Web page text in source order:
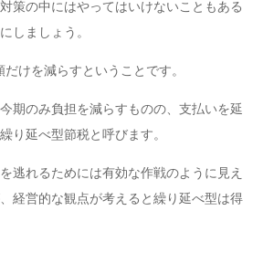
策の中にはやってはいけないこともある
しましょう。
けを減らすということです。
期のみ負担を減らすものの、支払いを延
り延べ型節税と呼びます。
逃れるためには有効な作戦のように見え
経営的な観点が考えると繰り延べ型は得